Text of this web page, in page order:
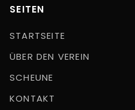
SEITEN
STARTSEITE
ÜBER DEN VEREIN
SCHEUNE
KONTAKT